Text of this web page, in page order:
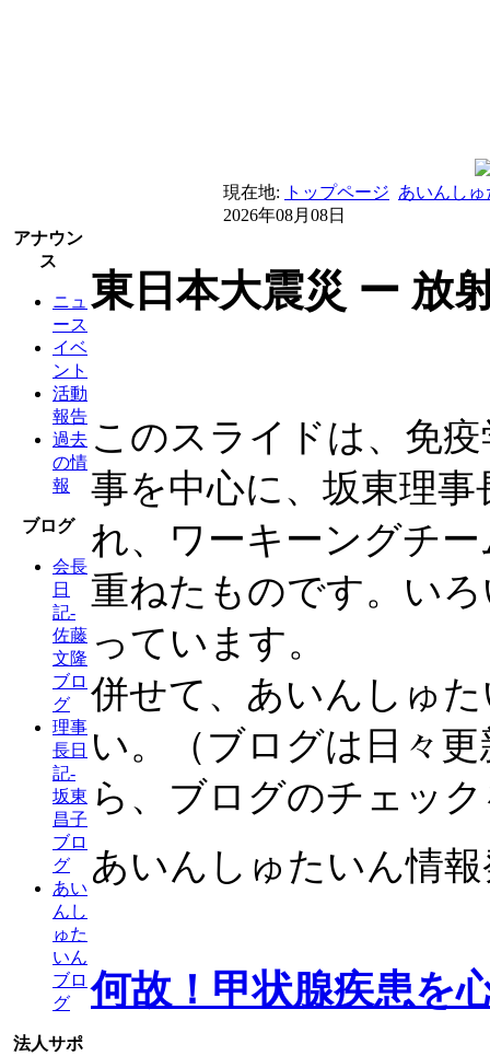
現在地: トップページ あいんし
2026年08月08日
アナウン
ス
ニュ
ース
イベ
ント
活動
報告
過去
の情
報
ブログ
会長
日
記-
佐藤
文隆
ブロ
グ
理事
長日
記-
坂東
昌子
ブロ
グ
あい
んし
ゅた
いん
ブロ
グ
法人サポ
東日本大震災 ー 放
このスライドは、免
事を中心に、坂東理
れ、ワーキーングチ
重ねたものです。い
っています。
併せて、あいんしゅ
い。（ブログは日々
ら、ブログのチェッ
あいんしゅたいん情
何故！甲状腺疾患を